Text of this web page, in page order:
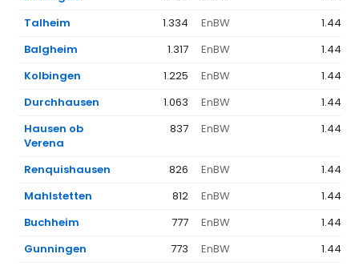
Talheim
1.334 EnBW
1.441 €
Balgheim
1.317 EnBW
1.441 €
Kolbingen
1.225 EnBW
1.441 €
Durchhausen
1.063 EnBW
1.441 €
Hausen ob
Verena
837 EnBW 1.441 €
Renquishausen 826 EnBW
1.441 €
Mahlstetten
812 EnBW
1.441 €
Buchheim
777 EnBW
1.441 €
Gunningen
773 EnBW
1.441 €